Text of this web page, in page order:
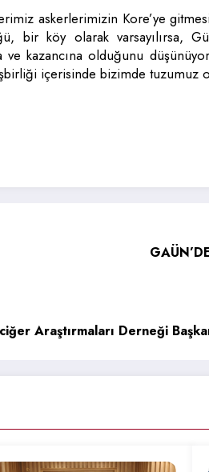
askerlerimizin Kore’ye
bir köy olarak varsayılırsa,
kazancına olduğunu
içerisinde bizimde tuzumuz
Araştırmaları Derneği